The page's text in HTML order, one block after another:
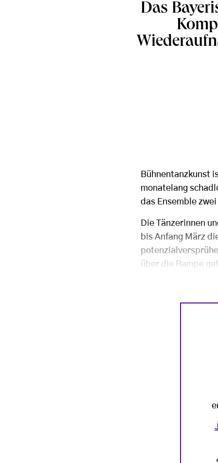
Das
Bühnentanzkunst
monatelang
das Ensemble
Die Tänzerinnen
bis Anfang März
über die Rampe